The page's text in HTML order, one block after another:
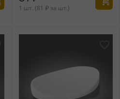
1 шт. (81 ₽ за шт.)